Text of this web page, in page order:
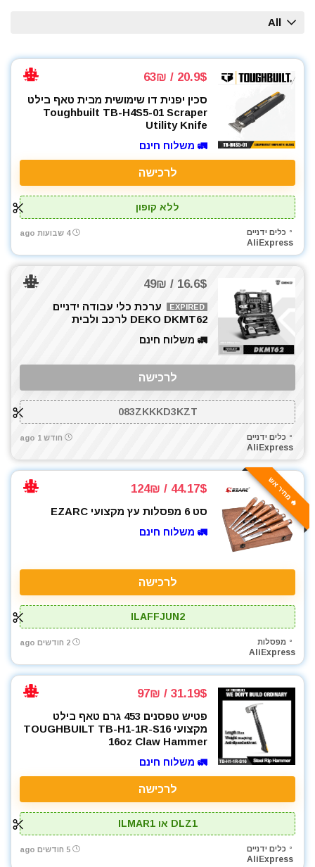
ארגזי כלים
בוקסות
בוקסות הינע 1/2"
ביטים
ביטים, מקדחים ובוקסות
גנרטורים ותחנות כח
טרימר / ראוטר
כלי אינסטלציה
כלי גינון
כלי מדידה
כלים ידניים
כלים לחשמלאים
כרסומים לטרימר / ראוטר
מברגות מקדחות ומברגונים
מברגים
מברגת אימפקט
מברגת פוטר קלאץ'
מדחס / קומפרסור
מולטיטול
מזמרה
מטענים
מכונת צביעה אירלס
מכונת שטיפה בלחץ
מלטשת / משייפת
מלטשת אקסצנטרית
מסור אנכי
מסור גבהים
מסור חרב
מסור עגול
מסורים
מפוח עלים
מפסלות
All
20.9$ / 63₪
סכין יפנית דו שימושית מבית טאף בילט
Toughbuilt TB-H4S5-01 Scraper
Utility Knife
🚛 משלוח חינם
לרכישה
ללא קופון
כלים ידניים
AliExpress
4 שבועות ago
16.6$ / 49₪
EXPIRED
ערכת כלי עבודה ידניים
DEKO DKMT62 לרכב ולבית
🚛 משלוח חינם
לרכישה
083ZKKKD3KZT
כלים ידניים
AliExpress
חודש 1 ago
🔥 מחיר אש 44.17$ / 124₪
סט 6 מפסלות עץ מקצועי EZARC
🚛 משלוח חינם
לרכישה
ILAFFJUN2
מפסלות
AliExpress
2 חודשים ago
31.19$ / 97₪
פטיש טפסנים 453 גרם טאף בילט
מקצועי TOUGHBUILT TB-H1-1R-S16
16oz Claw Hammer
🚛 משלוח חינם
לרכישה
DLZ1 או ILMAR1
כלים ידניים
AliExpress
5 חודשים ago